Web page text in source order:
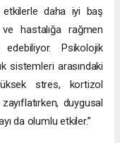
daha iyi baş
ve hastalığa rağmen
Psikolojik
sistemleri arasındaki
stres, kortizol
duygusal
da olumlu etkiler.”